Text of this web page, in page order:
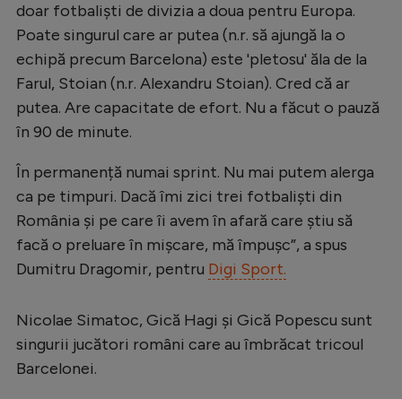
doar fotbaliști de divizia a doua pentru Europa.
Poate singurul care ar putea (n.r. să ajungă la o
echipă precum Barcelona) este 'pletosu' ăla de la
Farul, Stoian (n.r. Alexandru Stoian). Cred că ar
putea. Are capacitate de efort. Nu a făcut o pauză
în 90 de minute.
În permanență numai sprint. Nu mai putem alerga
ca pe timpuri. Dacă îmi zici trei fotbaliști din
România și pe care îi avem în afară care știu să
facă o preluare în mișcare, mă împușc”, a spus
Dumitru Dragomir, pentru Digi Sport.
Nicolae Simatoc, Gică Hagi și Gică Popescu sunt
singurii jucători români care au îmbrăcat tricoul
Barcelonei.